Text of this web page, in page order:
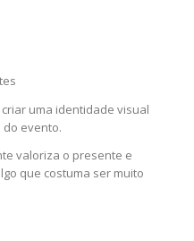
uma identidade visual
evento.
valoriza o presente e
que costuma ser muito